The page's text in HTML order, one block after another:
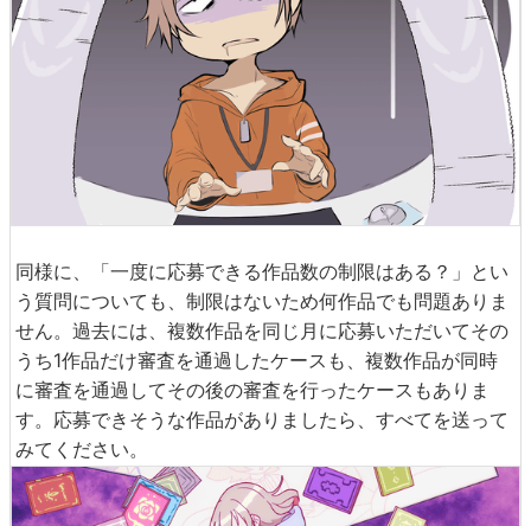
同様に、「一度に応募できる作品数の制限はある？」とい
う質問についても、制限はないため何作品でも問題ありま
せん。過去には、複数作品を同じ月に応募いただいてその
うち1作品だけ審査を通過したケースも、複数作品が同時
に審査を通過してその後の審査を行ったケースもありま
す。応募できそうな作品がありましたら、すべてを送って
みてください。